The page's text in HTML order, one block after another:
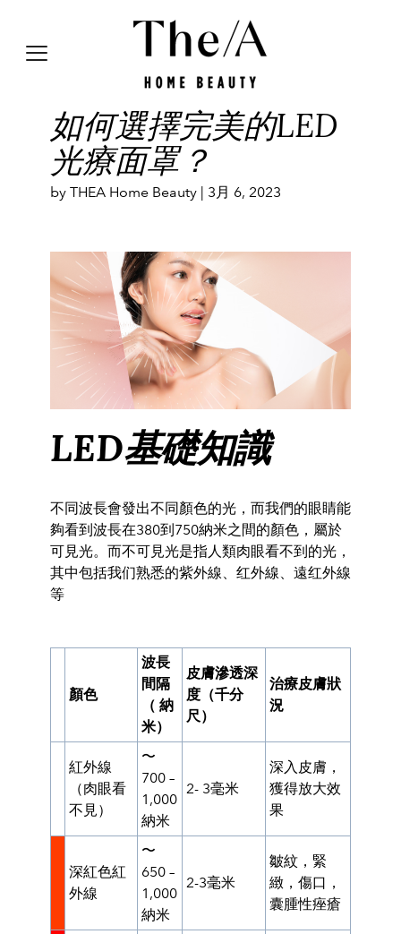
如何選擇完美的LED
光療面罩？
by THEA Home Beauty | 3月 6, 2023
LED基礎知識
不同波長會發出不同顏色的光，而我們的眼睛能
夠看到波長在380到750納米之間的顏色，屬於
可見光。 而不可見光是指人類肉眼看不到的光，
其中包括我们熟悉的紫外線、红外線、遠红外線
等
顏色
波長
間隔
（ 納
米）
皮膚滲透深
度（千分
尺）
治療皮膚狀
況
紅外線
（肉眼看
不見）
〜
700 –
1,000
納米
2- 3毫米
深入皮膚，
獲得放大效
果
深紅色紅
外線
〜
650 –
1,000
納米
2-3毫米
皺紋，緊
緻，傷口，
囊腫性痤瘡